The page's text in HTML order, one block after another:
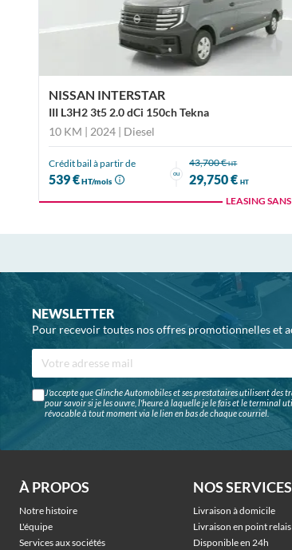
NISSAN INTERSTAR
III L3H2 3t5 2.0 dCi 150ch Tekna
10 KM | 2024 | Diesel
Crédit bail à partir de
539 €HT/mois
ou
43,700 €HT
29,750 €HT
LEASING
NEWSLETTER
Pour recevoir toutes nos offres promotionnelles et
J'accepte que Glinche Automobiles et ses prestataires utilisent des
pour savoir si je les ouvre, l'heure à laquelle je le fais et le terminal
révocable à tout moment via le lien en bas de chaque courriel.
À PROPOS
Notre histoire
L'équipe
Services aux sociétés
NOS SERVICES
Livraison à domicile
Livraison en point relais
Disponible en 24h